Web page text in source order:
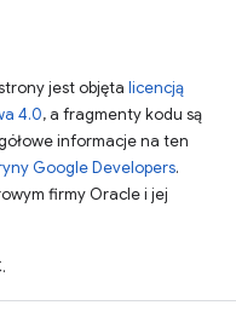
jest objęta licencją
4.0, a fragmenty kodu są
informacje na ten
Google Developers.
firmy Oracle i jej